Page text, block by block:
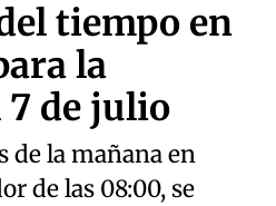
tiempo en
la
7 de julio
de la mañana en
de las 08:00, se